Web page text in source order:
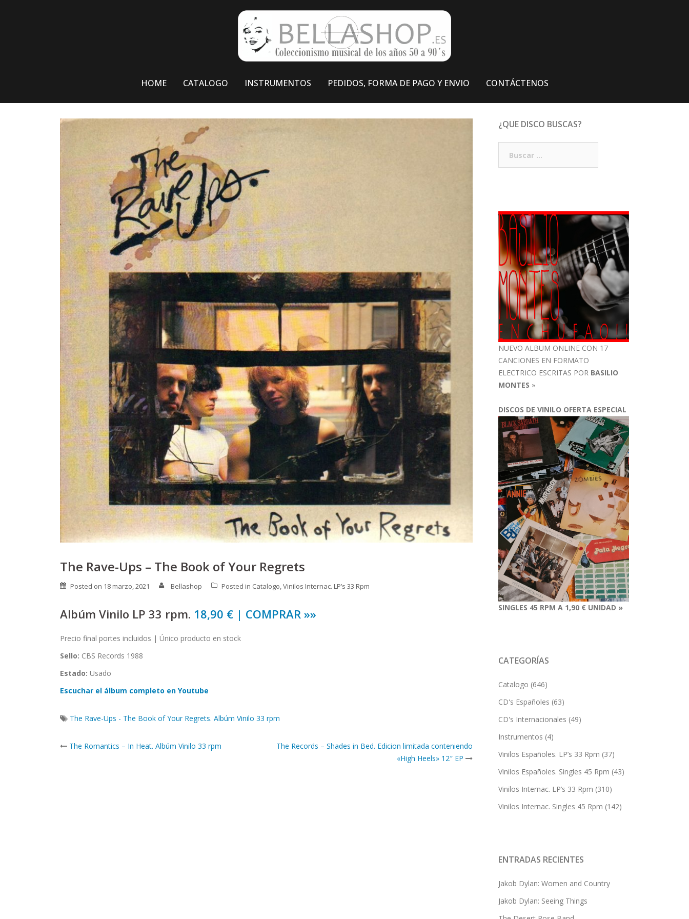
HOME CATALOGO INSTRUMENTOS PEDIDOS, FORMA DE PAGO Y ENVIO CONTÁCTENOS
The Rave-Ups – The Book of Your Regrets
Posted on 18 marzo, 2021 Bellashop Posted in Catalogo,Vinilos Internac. LP’s 33 Rpm
Albúm Vinilo LP 33 rpm. 18,90 € | COMPRAR »»
Precio final portes incluidos | Único producto en stock
Sello: CBS Records 1988
Estado: Usado
Escuchar el álbum completo en Youtube
The Rave-Ups - The Book of Your Regrets. Albúm Vinilo 33 rpm
PostThe Romantics – In Heat. Albúm Vinilo 33 rpm
The Records – Shades in Bed. Edicion limitada conteniendo
«High Heels» 12″ EP
¿QUE DISCO BUSCAS?
NUEVO ALBUM ONLINE CON 17
CANCIONES EN FORMATO
ELECTRICO ESCRITAS POR BASILIO
MONTES »
DISCOS DE VINILO OFERTA ESPECIAL
SINGLES 45 RPM A 1,90 € UNIDAD »
CATEGORÍAS
Catalogo (646)
CD's Españoles (63)
CD's Internacionales (49)
Instrumentos (4)
Vinilos Españoles. LP’s 33 Rpm (37)
Vinilos Españoles. Singles 45 Rpm (43)
Vinilos Internac. LP’s 33 Rpm (310)
Vinilos Internac. Singles 45 Rpm (142)
ENTRADAS RECIENTES
Jakob Dylan: Women and Country
Jakob Dylan: Seeing Things